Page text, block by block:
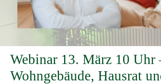
Webinar 13. März 10 Uhr
Wohngebäude, Hausrat